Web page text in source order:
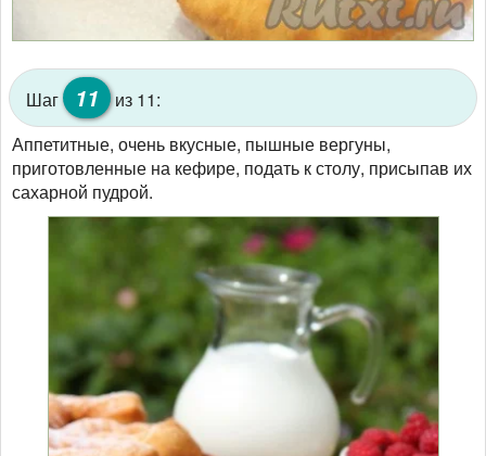
Шаг 11 из 11:
Аппетитные, очень вкусные, пышные вергуны,
приготовленные на кефире, подать к столу, присыпав их
сахарной пудрой.